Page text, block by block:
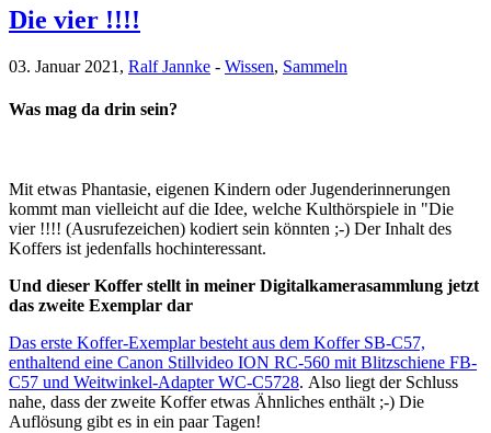
Die vier !!!!
03. Januar 2021, Ralf Jannke - Wissen, Sammeln
Was mag da drin sein?
Mit etwas Phantasie, eigenen Kindern oder Jugenderinnerungen
kommt man vielleicht auf die Idee, welche Kulthörspiele in "Die
vier !!!! (Ausrufezeichen) kodiert sein könnten ;-) Der Inhalt des
Koffers ist jedenfalls hochinteressant.
Und dieser Koffer stellt in meiner Digitalkamerasammlung jetzt
das zweite Exemplar dar
Das erste Koffer-Exemplar besteht aus dem Koffer SB-C57,
enthaltend eine Canon Stillvideo ION RC-560 mit Blitzschiene FB-
C57 und Weitwinkel-Adapter WC-C5728. Also liegt der Schluss
nahe, dass der zweite Koffer etwas Ähnliches enthält ;-) Die
Auflösung gibt es in ein paar Tagen!